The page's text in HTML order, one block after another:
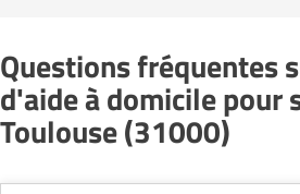
Questions fréquentes
d'aide à domicile pour
Toulouse (31000)